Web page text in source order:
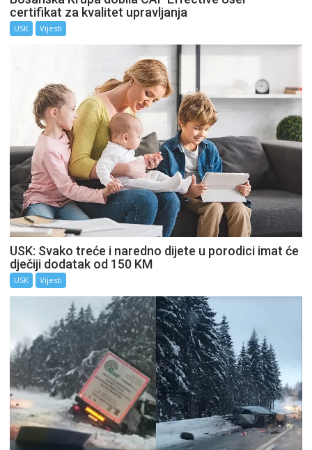
certifikat za kvalitet upravljanja
USK Vijesti
USK: Svako treće i naredno dijete u porodici imat će
dječiji dodatak od 150 KM
USK Vijesti